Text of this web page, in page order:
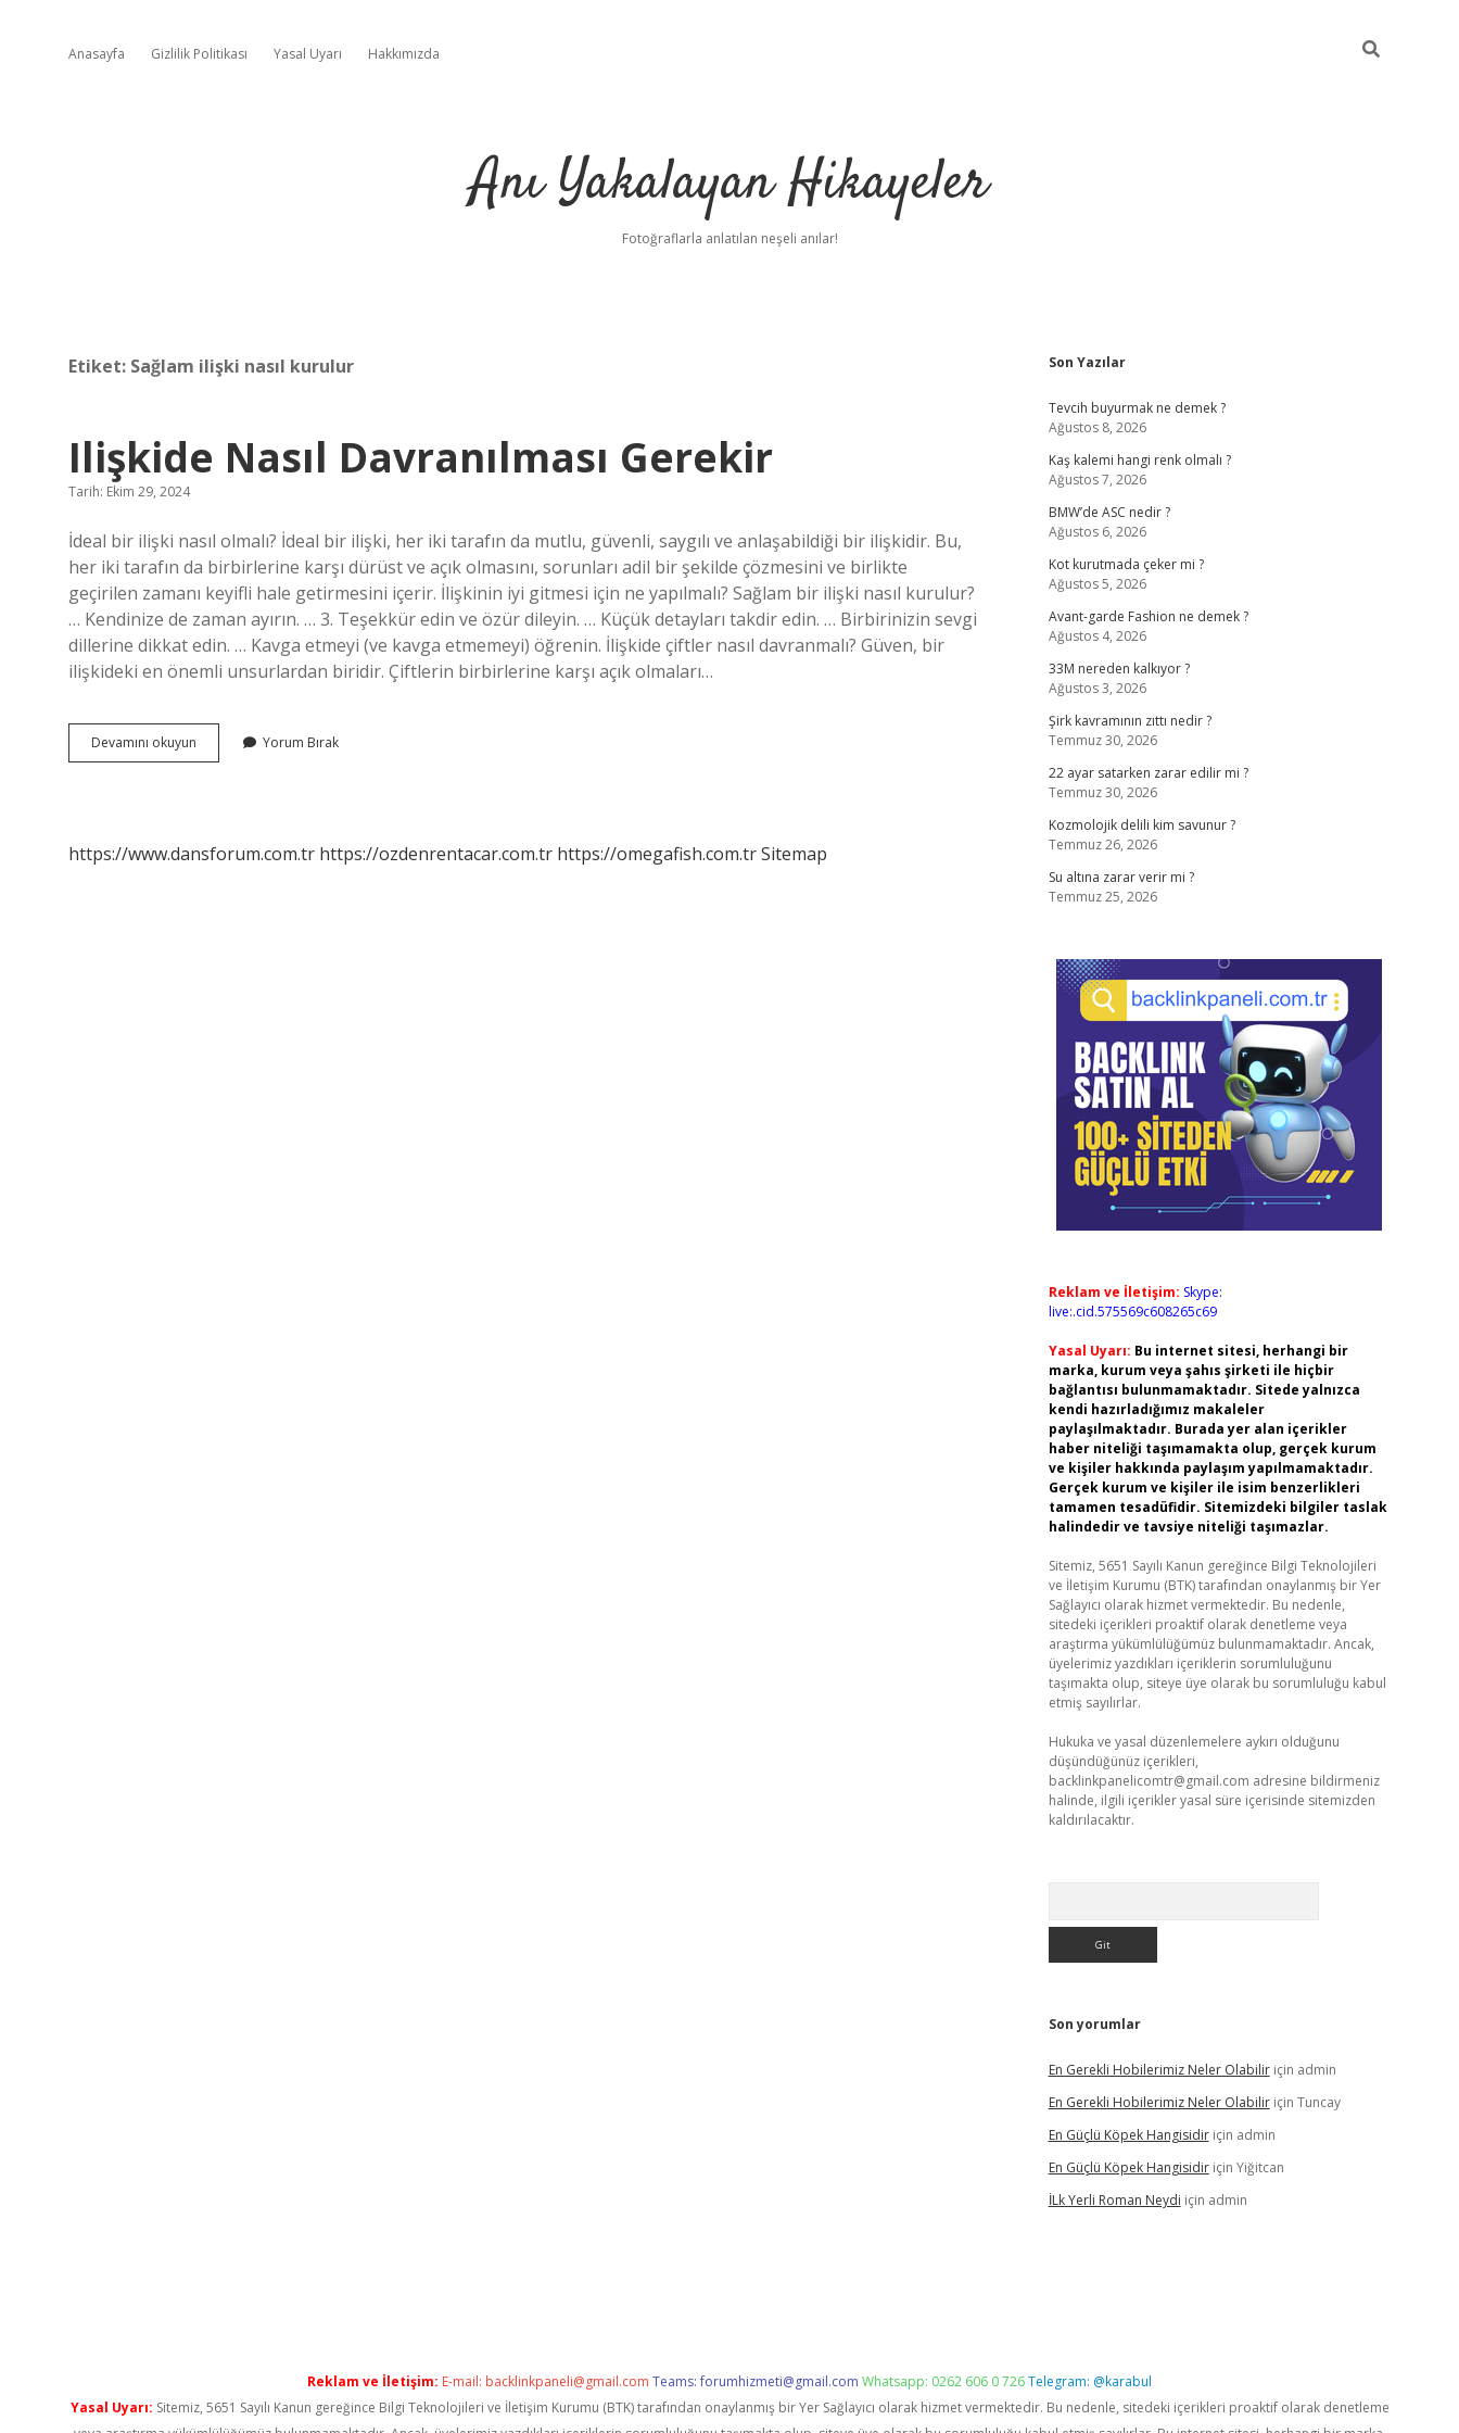
Anasayfa Gizlilik Politikası Yasal Uyarı Hakkımızda
Anı Yakalayan Hikayeler
Fotoğraflarla anlatılan neşeli anılar!
Etiket: Sağlam ilişki nasıl kurulur
Ilişkide Nasıl Davranılması Gerekir
Tarih: Ekim 29, 2024
İdeal bir ilişki nasıl olmalı? İdeal bir ilişki, her iki tarafın da mutlu, güvenli, saygılı ve anlaşabildiği bir ilişkidir. Bu,
her iki tarafın da birbirlerine karşı dürüst ve açık olmasını, sorunları adil bir şekilde çözmesini ve birlikte
geçirilen zamanı keyifli hale getirmesini içerir. İlişkinin iyi gitmesi için ne yapılmalı? Sağlam bir ilişki nasıl kurulur?
… Kendinize de zaman ayırın. … 3. Teşekkür edin ve özür dileyin. … Küçük detayları takdir edin. … Birbirinizin sevgi
dillerine dikkat edin. … Kavga etmeyi (ve kavga etmemeyi) öğrenin. İlişkide çiftler nasıl davranmalı? Güven, bir
ilişkideki en önemli unsurlardan biridir. Çiftlerin birbirlerine karşı açık olmaları…
Devamını okuyun
Nasıl
Yorum Bırak
https://www.dansforum.com.tr https://ozdenrentacar.com.tr https://omegafish.com.trSitemap
Sidebar
Son Yazılar
Tevcih buyurmak ne demek ?
Ağustos 8, 2026
Kaş kalemi hangi renk olmalı ?
Ağustos 7, 2026
BMW’de ASC nedir ?
Ağustos 6, 2026
Kot kurutmada çeker mi ?
Ağustos 5, 2026
Avant-garde Fashion ne demek ?
Ağustos 4, 2026
33M nereden kalkıyor ?
Ağustos 3, 2026
Şirk kavramının zıttı nedir ?
Temmuz 30, 2026
22 ayar satarken zarar edilir mi ?
Temmuz 30, 2026
Kozmolojik delili kim savunur ?
Temmuz 26, 2026
Su altına zarar verir mi ?
Temmuz 25, 2026
Reklam ve İletişim: Skype:
live:.cid.575569c608265c69
Yasal Uyarı: Bu internet sitesi, herhangi bir
marka, kurum veya şahıs şirketi ile hiçbir
bağlantısı bulunmamaktadır. Sitede yalnızca
kendi hazırladığımız makaleler
paylaşılmaktadır. Burada yer alan içerikler
haber niteliği taşımamakta olup, gerçek kurum
ve kişiler hakkında paylaşım yapılmamaktadır.
Gerçek kurum ve kişiler ile isim benzerlikleri
tamamen tesadüfidir. Sitemizdeki bilgiler taslak
halindedir ve tavsiye niteliği taşımazlar.
Sitemiz, 5651 Sayılı Kanun gereğince Bilgi Teknolojileri
ve İletişim Kurumu (BTK) tarafından onaylanmış bir Yer
Sağlayıcı olarak hizmet vermektedir. Bu nedenle,
sitedeki içerikleri proaktif olarak denetleme veya
araştırma yükümlülüğümüz bulunmamaktadır. Ancak,
üyelerimiz yazdıkları içeriklerin sorumluluğunu
taşımakta olup, siteye üye olarak bu sorumluluğu kabul
etmiş sayılırlar.
Hukuka ve yasal düzenlemelere aykırı olduğunu
düşündüğünüz içerikleri,
backlinkpanelicomtr@gmail.com adresine bildirmeniz
halinde, ilgili içerikler yasal süre içerisinde sitemizden
kaldırılacaktır.
Son yorumlar
En Gerekli Hobilerimiz Neler Olabiliriçin admin
En Gerekli Hobilerimiz Neler Olabiliriçin Tuncay
En Güçlü Köpek Hangisidiriçin admin
En Güçlü Köpek Hangisidiriçin Yiğitcan
İLk Yerli Roman Neydi için admin
Reklam ve İletişim: E-mail: backlinkpaneli@gmail.com Teams:forumhizmeti@gmail.com Whatsapp: 0262 606 0 726Telegram: @karabul
Yasal Uyarı: Sitemiz, 5651 Sayılı Kanun gereğince Bilgi Teknolojileri ve İletişim Kurumu (BTK) tarafından onaylanmış bir Yer Sağlayıcı olarak hizmet vermektedir. Bu nedenle, sitedeki içerikleri proaktif olarak denetleme